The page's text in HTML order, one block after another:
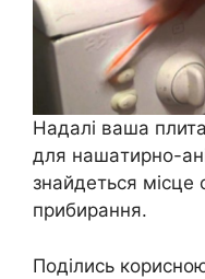
Надалі ваша
для нашaтирно-
знайдеться місце
прибирання.
Поділись